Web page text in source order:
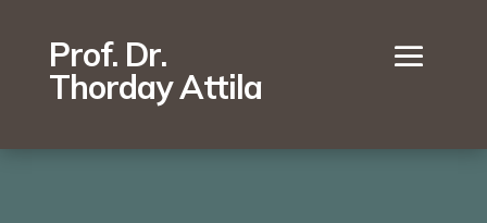
Prof. Dr.
Thorday Attila